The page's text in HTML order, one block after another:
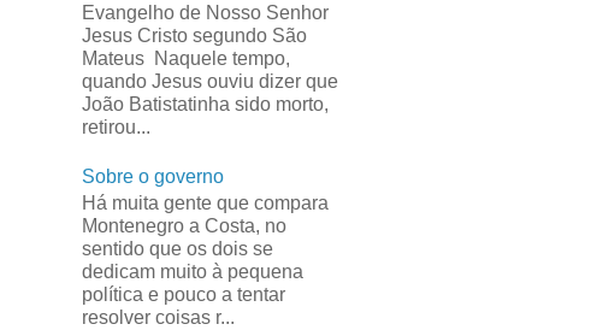
Evangelho de Nosso Senhor
Jesus Cristo segundo São
Mateus Naquele tempo,
quando Jesus ouviu dizer que
João Batistatinha sido morto,
retirou...
Sobre o governo
Há muita gente que compara
Montenegro a Costa, no
sentido que os dois se
dedicam muito à pequena
política e pouco a tentar
resolver coisas r...